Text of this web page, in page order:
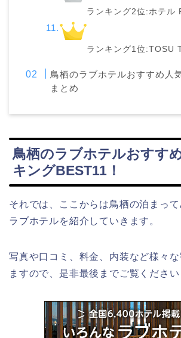
ランキング2位:ホテル
ランキング1位:TOSU
鳥栖のラブホテルおすすめ人
まとめ
鳥栖のラブホテルおすす
キングBEST11！
それでは、ここからは鳥栖の泊まっ
ラブホテルを紹介していきます。
写真や口コミ、料金、内装など様々
ますので、是非最後までご覧ください